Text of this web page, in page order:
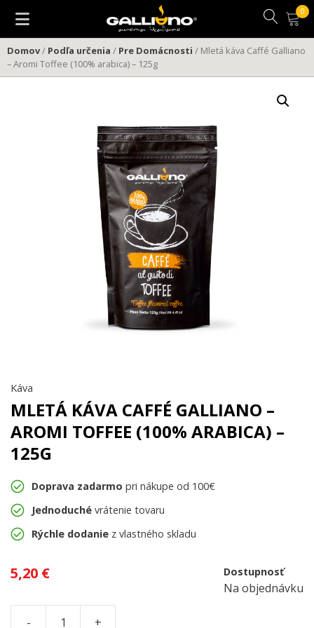
obsah
Domov/ Podľa určenia / Pre Domácnosti / Mletá káva Caffé Galliano
– Aromi Toffee (100% arabica) – 125g
Káva
MLETÁ KÁVA CAFFÉ GALLIANO –
AROMI TOFFEE (100% ARABICA) –
125G
Doprava zadarmo pri nákupe od 100€
Jednoduché vrátenie tovaru
Rýchle dodanie z vlastného skladu
5,20 € Dostupnosť
Na objednávku
- +